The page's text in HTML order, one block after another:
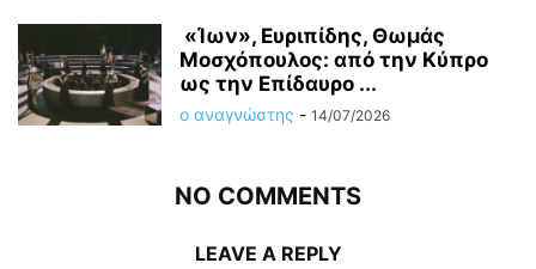
«Ίων», Ευριπίδης, Θωμάς
Μοσχόπουλος: από την Κύπρο
ως την Επίδαυρο ...
ο αναγνώστης - 14/07/2026
NO COMMENTS
LEAVE A REPLY